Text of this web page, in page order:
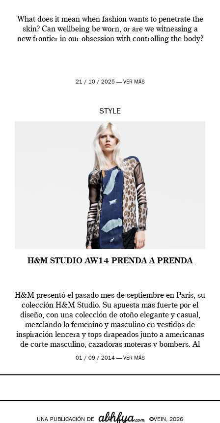
What does it mean when fashion wants to penetrate the
skin? Can wellbeing be worn, or are we witnessing a
new frontier in our obsession with controlling the body?
21 / 10 / 2025 — VER MÁS
STYLE
H&M STUDIO AW14 PRENDA A PRENDA
H&M presentó el pasado mes de septiembre en París, su
colección H&M Studio. Su apuesta más fuerte por el
diseño, con una colección de otoño elegante y casual,
mezclando lo femenino y masculino en vestidos de
inspiración lencera y tops drapeados junto a americanas
de corte masculino, cazadoras moteras y bombers. Al
frente de la […]
01 / 09 / 2014 — VER MÁS
UNA PUBLICACIÓN DE ©VEIN, 2026